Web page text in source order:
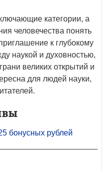
категории, а
человечества понять
к глубокому
наукой и духовностью,
великих открытий и
для людей науки,
бонусных рублей